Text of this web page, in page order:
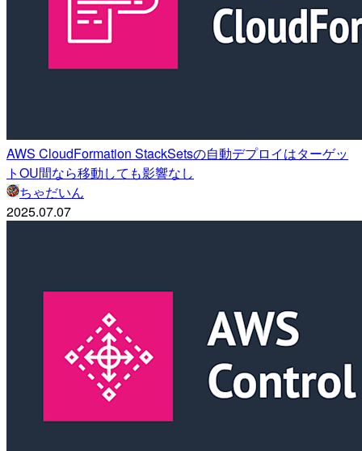
AWS CloudFormation StackSetsの自動デプロイはターゲッ
トOU間なら移動しても影響なし
ちゃだいん
2025.07.07